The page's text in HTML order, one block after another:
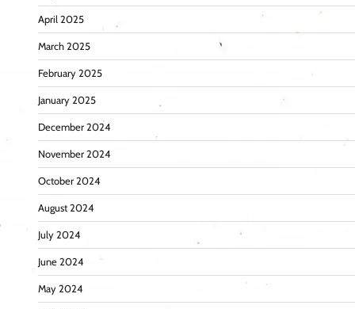
April 2025
March 2025
February 2025
January 2025
December 2024
November 2024
October 2024
August 2024
July 2024
June 2024
May 2024